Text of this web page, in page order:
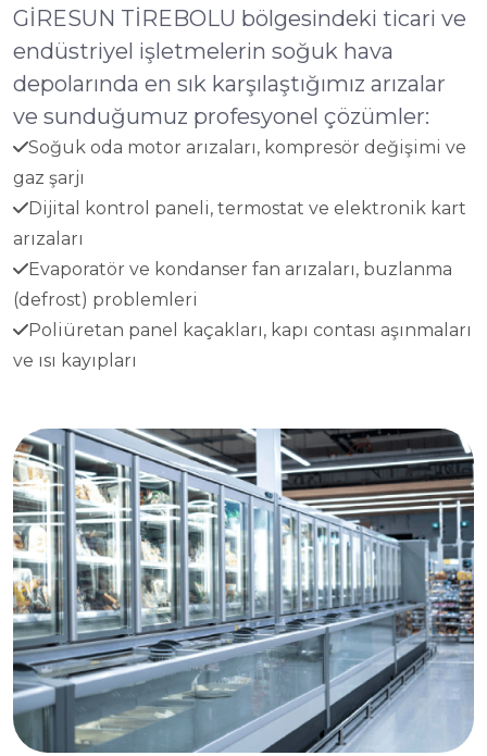
GİRESUN TİREBOLU bölgesindeki ticari ve
endüstriyel işletmelerin soğuk hava
depolarında en sık karşılaştığımız arızalar
ve sunduğumuz profesyonel çözümler:
Soğuk oda motor arızaları, kompresör değişimi ve
gaz şarjı
Dijital kontrol paneli, termostat ve elektronik kart
arızaları
Evaporatör ve kondanser fan arızaları, buzlanma
(defrost) problemleri
Poliüretan panel kaçakları, kapı contası aşınmaları
ve ısı kayıpları